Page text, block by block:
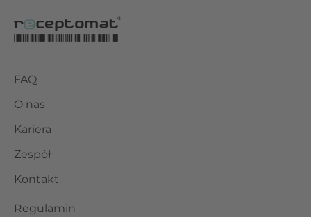
FAQ
O nas
Kariera
Zespół
Kontakt
Regulamin